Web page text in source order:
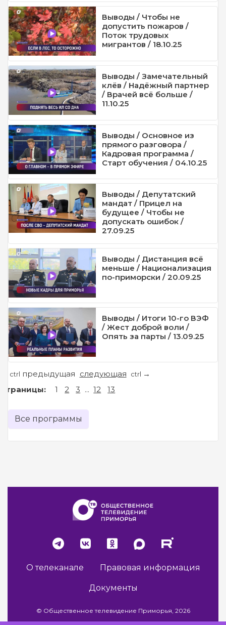
Выводы / Чтобы не
допустить пожаров /
Поток трудовых
мигрантов / 18.10.25
Выводы / Замечательный
клёв / Надёжный партнер
/ Врачей всё больше /
11.10.25
Выводы / Основное из
прямого разговора /
Кадровая программа /
Старт обучения / 04.10.25
Выводы / Депутатский
мандат / Прицел на
будущее / Чтобы не
допускать ошибок /
27.09.25
Выводы / Дистанция всё
меньше / Национализация
по-приморски / 20.09.25
Выводы / Итоги 10-го ВЭФ
/ Жест доброй воли /
Опять за парты / 13.09.25
ctrl предыдущая следующая ctrl →
Страницы: 1 2 3 ... 12 13
Все программы
О телеканале Правовая информация
Документы
© Общественное телевидение Приморья, 2026